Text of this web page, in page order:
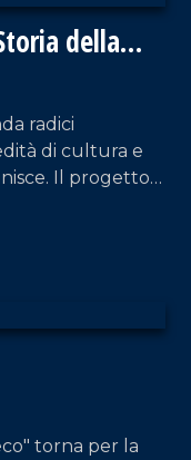
della
radici
di cultura e
Il progetto
di Reggio
torna per la